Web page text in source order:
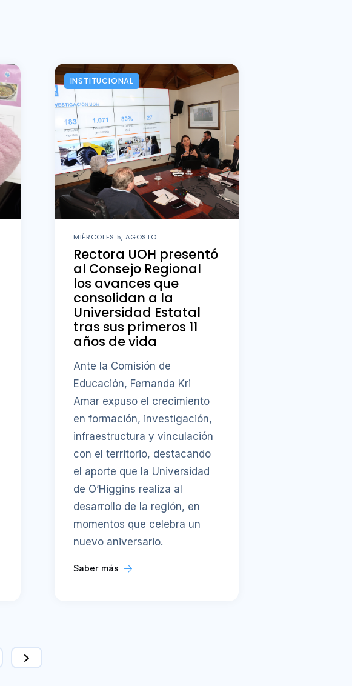
INSTITUCIONAL
MIÉRCOLES 5, AGOSTO
Rectora UOH presentó
al Consejo Regional
los avances que
consolidan a la
Universidad Estatal
tras sus primeros 11
años de vida
Ante la Comisión de
Educación, Fernanda Kri
Amar expuso el crecimiento
en formación, investigación,
infraestructura y vinculación
con el territorio, destacando
el aporte que la Universidad
de O’Higgins realiza al
desarrollo de la región, en
momentos que celebra un
nuevo aniversario.
Saber más